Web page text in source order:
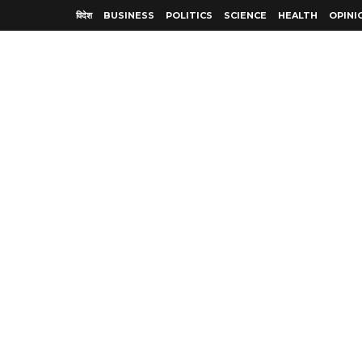
विदेश BUSINESS POLITICS SCIENCE HEALTH